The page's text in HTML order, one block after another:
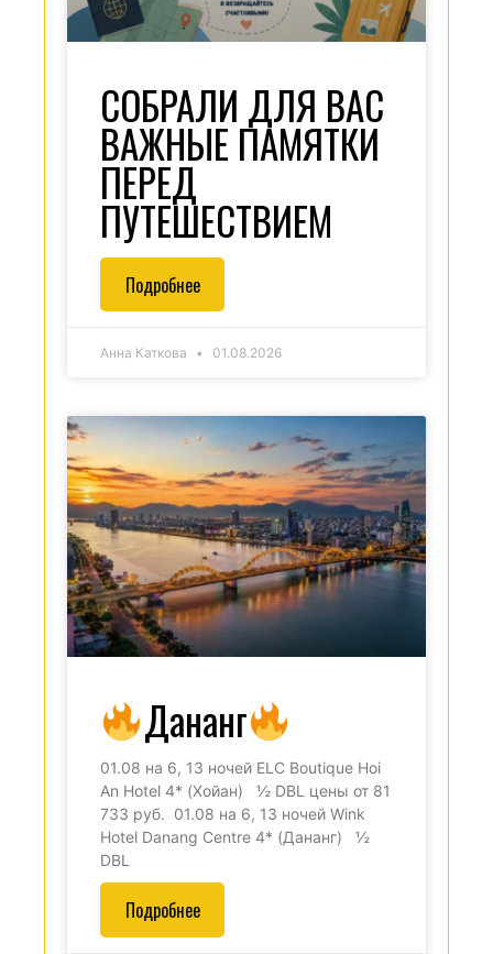
СОБРАЛИ ДЛЯ ВАС
ВАЖНЫЕ ПАМЯТКИ
ПЕРЕД
ПУТЕШЕСТВИЕМ
Подробнее
Анна Каткова 01.08.2026
Дананг
01.08 на 6, 13 ночей ELC Boutique Hoi
An Hotel 4* (Хойан) ½ DBL цены от 81
733 руб. 01.08 на 6, 13 ночей Wink
Hotel Danang Centre 4* (Дананг) ½
DBL
Подробнее